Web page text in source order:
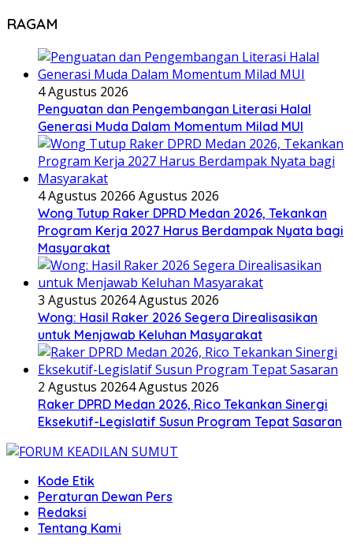
RAGAM
4 Agustus 2026
Penguatan dan Pengembangan Literasi Halal
Generasi Muda Dalam Momentum Milad MUI
4 Agustus 20266 Agustus 2026
Wong Tutup Raker DPRD Medan 2026, Tekankan
Program Kerja 2027 Harus Berdampak Nyata bagi
Masyarakat
3 Agustus 20264 Agustus 2026
Wong: Hasil Raker 2026 Segera Direalisasikan
untuk Menjawab Keluhan Masyarakat
2 Agustus 20264 Agustus 2026
Raker DPRD Medan 2026, Rico Tekankan Sinergi
Eksekutif-Legislatif Susun Program Tepat Sasaran
Kode Etik
Peraturan Dewan Pers
Redaksi
Tentang Kami